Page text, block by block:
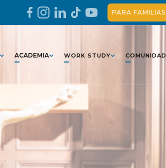
PARA FAMILIAS
ACADEMIA WORK STUDY COMUNIDAD